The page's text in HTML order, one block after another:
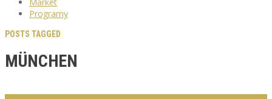
Programy
POSTS TAGGED
MÜNCHEN